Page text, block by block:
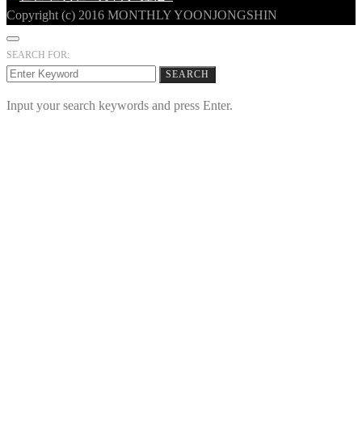
Copyright (c) 2016 MONTHLY YOONJONGSHIN
SEARCH FOR:
SEARCH
Input your search keywords and press Enter.